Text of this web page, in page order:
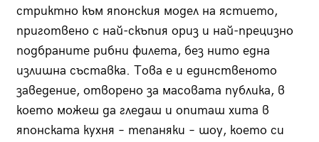
стриктно към японския модел на ястието,
приготвено с най-скъпия ориз и най-прецизно
подбраните рибни филета, без нито една
излишна съставка. Това е и единственото
заведение, отворено за масовата публика, в
което можеш да гледаш и опиташ хита в
японската кухня – тепаняки – шоу, което си